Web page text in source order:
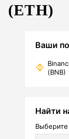
(ETH)
Ваши
(BNB)
Найти